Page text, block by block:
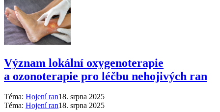
Význam lokální oxygenoterapie
a ozonoterapie pro léčbu nehojivých ran
Téma: Hojení ran18. srpna 2025
Téma: Hojení ran18. srpna 2025